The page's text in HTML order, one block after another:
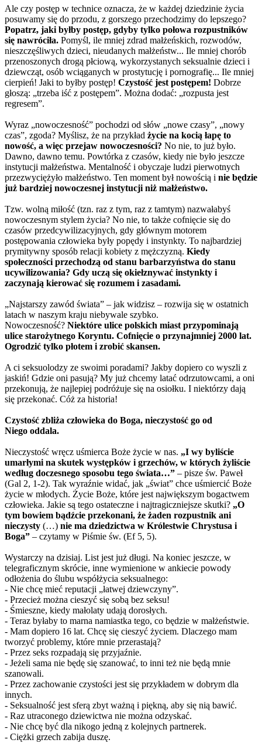
Ale czy postęp w technice oznacza, że w każdej dziedzinie życia
posuwamy się do przodu, z gorszego przechodzimy do lepszego?
Popatrz, jaki byłby postęp, gdyby tylko połowa rozpustników
się nawróciła. Pomyśl, ile mniej zdrad małżeńskich, rozwodów,
nieszczęśliwych dzieci, nieudanych małżeństw... Ile mniej chorób
przenoszonych drogą płciową, wykorzystanych seksualnie dzieci i
dziewcząt, osób wciąganych w prostytucję i pornografię... Ile mniej
cierpień! Jaki to byłby postęp! Czystość jest postępem! Dobrze
głoszą: „trzeba iść z postępem”. Można dodać: „rozpusta jest
regresem”.
Wyraz „nowoczesność” pochodzi od słów „nowe czasy”, „nowy
czas”, zgoda? Myślisz, że na przykład życie na kocią łapę to
nowość, a więc przejaw nowoczesności? No nie, to już było.
Dawno, dawno temu. Powtórka z czasów, kiedy nie było jeszcze
instytucji małżeństwa. Mentalność i obyczaje ludzi pierwotnych
przezwyciężyło małżeństwo. Ten moment był nowością i nie będzie
już bardziej nowoczesnej instytucji niż małżeństwo.
Tzw. wolną miłość (tzn. raz z tym, raz z tamtym) nazwałabyś
nowoczesnym stylem życia? No nie, to także cofnięcie się do
czasów przedcywilizacyjnych, gdy głównym motorem
postępowania człowieka były popędy i instynkty. To najbardziej
prymitywny sposób relacji kobiety z mężczyzną. Kiedy
społeczności przechodzą od stanu barbarzyństwa do stanu
ucywilizowania? Gdy uczą się okiełznywać instynkty i
zaczynają kierować się rozumem i zasadami.
„Najstarszy zawód świata” – jak widzisz – rozwija się w ostatnich
latach w naszym kraju niebywale szybko.
Nowoczesność? Niektóre ulice polskich miast przypominają
ulice starożytnego Koryntu. Cofnięcie o przynajmniej 2000 lat.
Ogrodzić tylko płotem i zrobić skansen.
A ci seksuolodzy ze swoimi poradami? Jakby dopiero co wyszli z
jaskiń! Gdzie oni pasują? My już chcemy latać odrzutowcami, a oni
przekonują, że najlepiej podróżuje się na osiołku. I niektórzy dają
się przekonać. Cóż za historia!
Czystość zbliża człowieka do Boga, nieczystość go od
Niego oddala.
Nieczystość wręcz uśmierca Boże życie w nas. „I wy byliście
umarłymi na skutek występków i grzechów, w których żyliście
według doczesnego sposobu tego świata…” – pisze św. Paweł
(Gal 2, 1-2). Tak wyraźnie widać, jak „świat” chce uśmiercić Boże
życie w młodych. Życie Boże, które jest największym bogactwem
człowieka. Jakie są tego ostateczne i najtragiczniejsze skutki? „O
tym bowiem bądźcie przekonani, że żaden rozpustnik ani
nieczysty (…) nie ma dziedzictwa w Królestwie Chrystusa i
Boga” – czytamy w Piśmie św. (Ef 5, 5).
Wystarczy na dzisiaj. List jest już długi. Na koniec jeszcze, w
telegraficznym skrócie, inne wymienione w ankiecie powody
odłożenia do ślubu współżycia seksualnego:
- Nie chcę mieć reputacji „łatwej dziewczyny”.
- Przecież można cieszyć się sobą bez seksu!
- Śmieszne, kiedy małolaty udają dorosłych.
- Teraz byłaby to marna namiastka tego, co będzie w małżeństwie.
- Mam dopiero 16 lat. Chcę się cieszyć życiem. Dlaczego mam
tworzyć problemy, które mnie przerastają?
- Przez seks rozpadają się przyjaźnie.
- Jeżeli sama nie będę się szanować, to inni też nie będą mnie
szanowali.
- Przez zachowanie czystości jest się przykładem w dobrym dla
innych.
- Seksualność jest sferą zbyt ważną i piękną, aby się nią bawić.
- Raz utraconego dziewictwa nie można odzyskać.
- Nie chcę być dla nikogo jedną z kolejnych partnerek.
- Ciężki grzech zabija duszę.